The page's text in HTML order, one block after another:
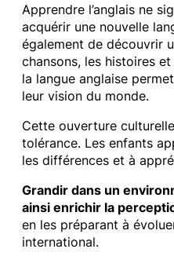
Apprendre l’anglais ne
acquérir une nouvelle
également de découvrir
chansons, les histoires
la langue anglaise
leur vision du monde.
Cette ouverture
tolérance. Les enfants
les différences et à
Grandir dans un
ainsi enrichir la
en les préparant à
international.